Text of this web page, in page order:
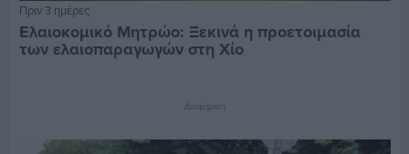
Πριν 3 ημέρες
Ελαιοκομικό Μητρώο: Ξεκινά η προετοιμασία
των ελαιοπαραγωγών στη Χίο
Διαφήμιση